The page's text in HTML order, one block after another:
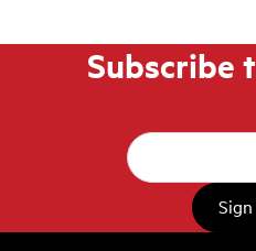
Subscribe